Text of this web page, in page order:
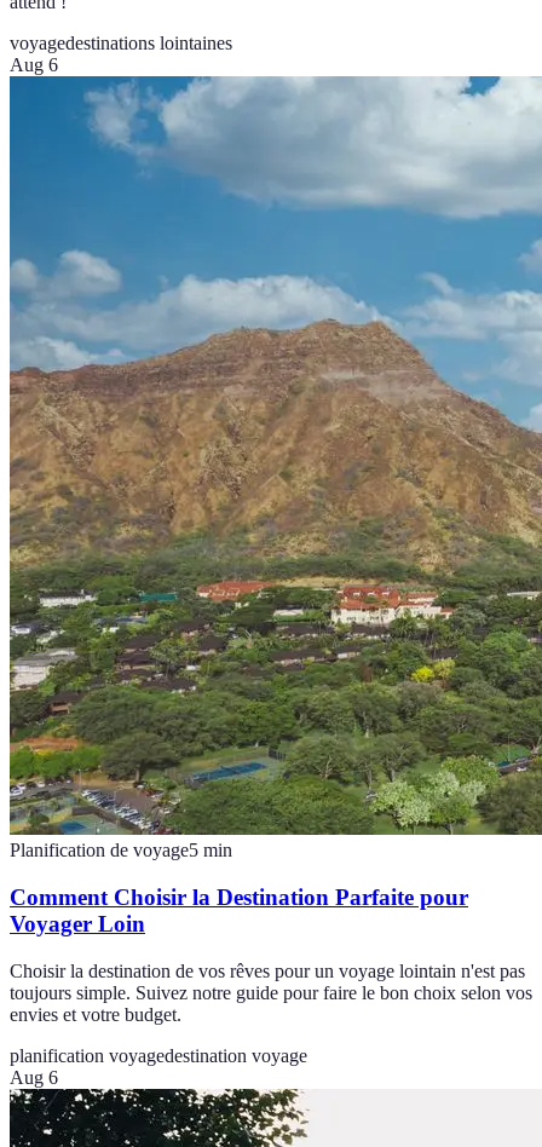
voyagedestinations lointaines
Aug 6
Planification de voyage5 min
Comment Choisir la Destination Parfaite pour
Voyager Loin
Choisir la destination de vos rêves pour un voyage lointain n'est pas
toujours simple. Suivez notre guide pour faire le bon choix selon vos
envies et votre budget.
planification voyagedestination voyage
Aug 6